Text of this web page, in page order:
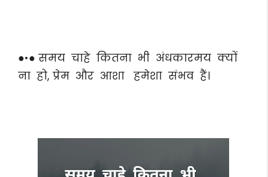
●•● समय चाहे कितना भी अंधकारमय क्यों
ना हो, प्रेम और आशा हमेशा संभव हैं।